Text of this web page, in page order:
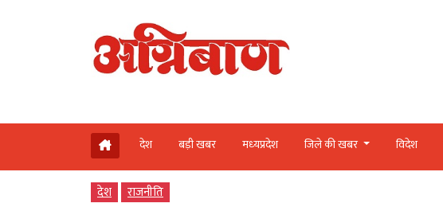
देश बड़ी खबर मध्‍यप्रदेश जिले की खबर विदेश
देश राजनीति